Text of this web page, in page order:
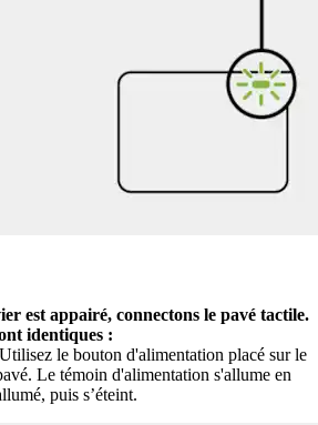
est appairé, connectons le pavé tactile.
identiques :
le bouton d'alimentation placé sur le
Le témoin d'alimentation s'allume en
puis s’éteint.